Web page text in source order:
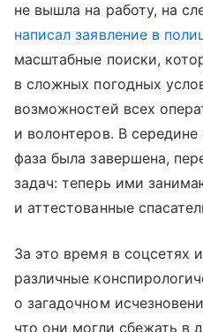
не вышла на работу, на
написал заявление в
масштабные поиски,
в сложных погодных
возможностей всех
и волонтеров. В
фаза была завершена,
задач: теперь ими
и аттестованные
За это время в соцсетях
различные
о загадочном
что они могли сбежать в